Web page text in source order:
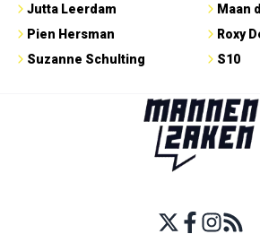
Jutta Leerdam
Pien Hersman
Suzanne Schulting
Maan
Roxy
S10